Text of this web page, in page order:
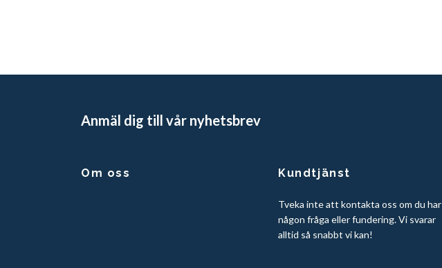
Anmäl dig till vår nyhetsbrev
Om oss Kundtjänst
Tveka inte att kontakta oss om du har
någon fråga eller fundering. Vi svarar
alltid så snabbt vi kan!